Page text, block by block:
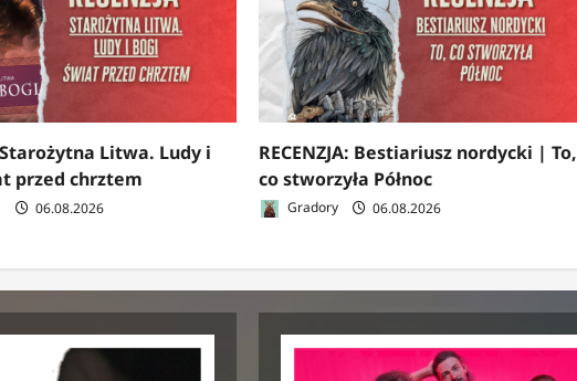
Starożytna Litwa. Ludy i
przed chrztem
06.08.2026
RECENZJA: Bestiariusz nordycki | To,
co stworzyła Północ
Gradory 06.08.2026